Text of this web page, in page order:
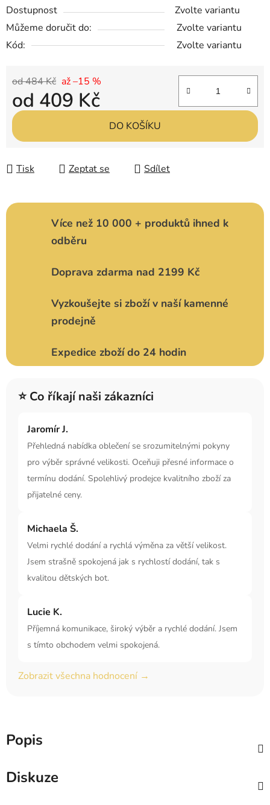
Dostupnost
Zvolte variantu
Můžeme doručit do:
Zvolte variantu
Kód:
Zvolte variantu
od 484 Kč až –15 %
od 409 Kč
Měrná cena: DO KOŠÍKU
Tisk Zeptat se Sdílet
Více než 10 000 + produktů ihned k
odběru
Doprava zdarma nad 2199 Kč
Vyzkoušejte si zboží v naší kamenné
prodejně
Expedice zboží do 24 hodin
⭐ Co říkají naši zákazníci
Jaromír J.
Přehledná nabídka oblečení se srozumitelnými pokyny
pro výběr správné velikosti. Oceňuji přesné informace o
termínu dodání. Spolehlivý prodejce kvalitního zboží za
přijatelné ceny.
Michaela Š.
Velmi rychlé dodání a rychlá výměna za větší velikost.
Jsem strašně spokojená jak s rychlostí dodání, tak s
kvalitou dětských bot.
Lucie K.
Příjemná komunikace, široký výběr a rychlé dodání. Jsem
s tímto obchodem velmi spokojená.
Zobrazit všechna hodnocení →
Popis
Diskuze